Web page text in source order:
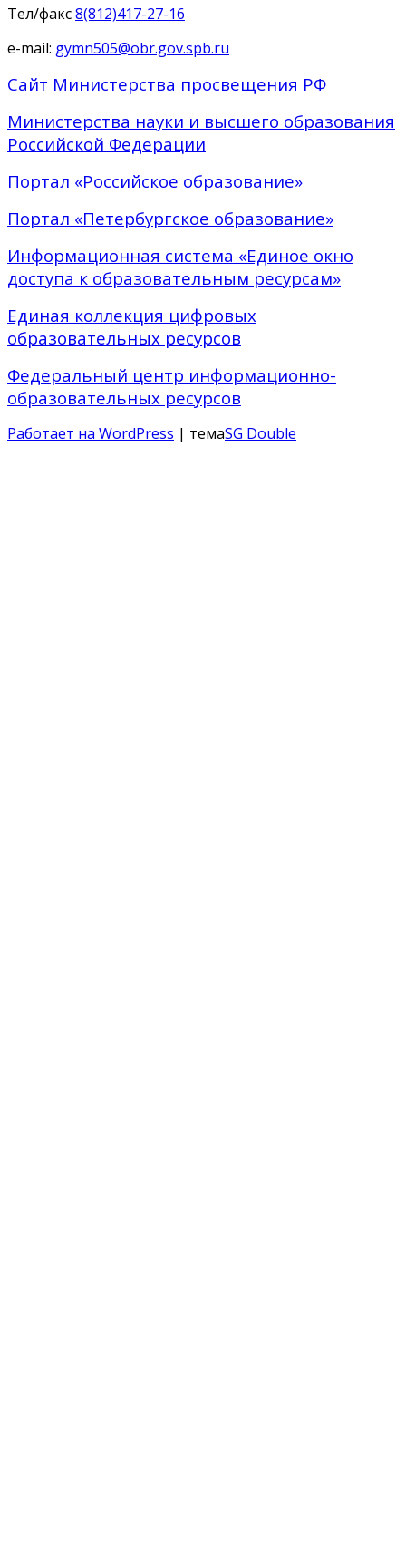
Тел/факс8(812)417-27-16
e-mail: gymn505@obr.gov.spb.ru
Сайт Министерства просвещения РФ
Министерства науки и высшего образования
Российской Федерации
Портал «Российское образование»
Портал «Петербургское образование»
Информационная система «Единое окно
доступа к образовательным ресурсам»
Единая коллекция цифровых
образовательных ресурсов
Федеральный центр информационно-
образовательных ресурсов
Работает на WordPress | темаSG Double